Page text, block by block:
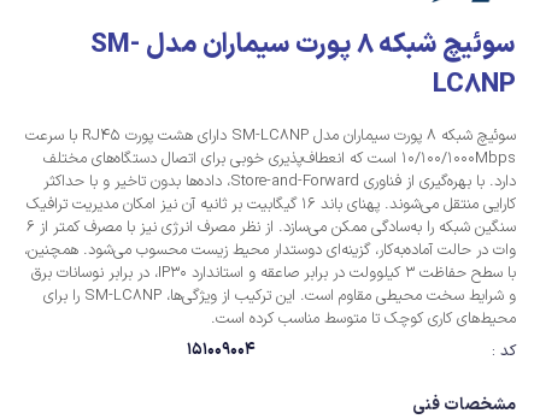
سوئیچ شبکه 8 پورت سیماران مدل SM-
LC8NP
سوئیچ شبکه 8 پورت سیماران مدل SM-LC8NP دارای هشت پورت RJ45 با سرعت‌
10/100/1000Mbps است که انعطاف‌پذیری خوبی برای اتصال دستگاه‌های مختلف
دارد. با بهره‌گیری از فناوری Store-and-Forward، داده‌ها بدون تاخیر و با حداکثر
کارایی منتقل می‌شوند. پهنای باند 16 گیگابیت بر ثانیه آن نیز امکان مدیریت ترافیک
سنگین شبکه را به‌سادگی ممکن می‌سازد. از نظر مصرف انرژی نیز با مصرف کمتر از 6
وات در حالت آماده‌به‌کار، گزینه‌ای دوستدار محیط زیست محسوب می‌شود. همچنین،
با سطح حفاظت 3 کیلوولت در برابر صاعقه و استاندارد IP30، در برابر نوسانات برق
و شرایط سخت محیطی مقاوم است. این ترکیب از ویژگی‌ها، SM-LC8NP را برای
محیط‌های کاری کوچک تا متوسط مناسب کرده است.
کد :
151009004
مشخصات فنی